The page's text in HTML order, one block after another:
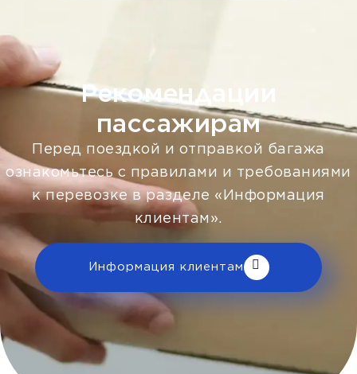
Рекомендации
пассажирам
Перед поездкой и отправкой багажа
ознакомьтесь с правилами и требованиями
к перевозке в разделе «Информация
клиентам».
Информация клиентам